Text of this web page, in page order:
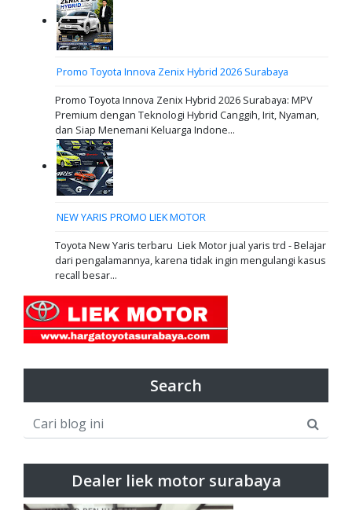
Promo Toyota Innova Zenix Hybrid 2026 Surabaya
Promo Toyota Innova Zenix Hybrid 2026 Surabaya: MPV
Premium dengan Teknologi Hybrid Canggih, Irit, Nyaman,
dan Siap Menemani Keluarga Indone...
NEW YARIS PROMO LIEK MOTOR
Toyota New Yaris terbaru Liek Motor jual yaris trd - Belajar
dari pengalamannya, karena tidak ingin mengulangi kasus
recall besar...
Search
Dealer liek motor surabaya